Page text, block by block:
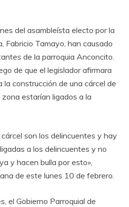
del asambleísta electo por la
Fabricio Tamayo, han causado
de la parroquia Anconcito.
de que el legislador afirmara
la construcción de una cárcel de
estarían ligados a la
son los delincuentes y hay
a los delincuentes y no
y hacen bulla por esto»,
de este lunes 10 de febrero.
el Gobierno Parroquial de